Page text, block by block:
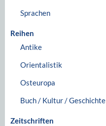
Sprachen
Reihen
Antike
Orientalistik
Osteuropa
Buch / Kultur / Geschichte
Zeitschriften